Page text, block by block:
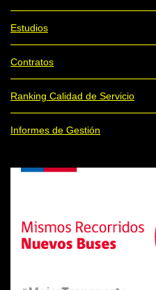
Estudios
Contratos
Ranking Calidad de Servicio
Informes de Gestión